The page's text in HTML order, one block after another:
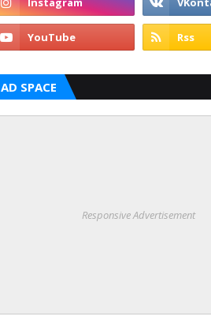
AD SPACE
Responsive Advertisement